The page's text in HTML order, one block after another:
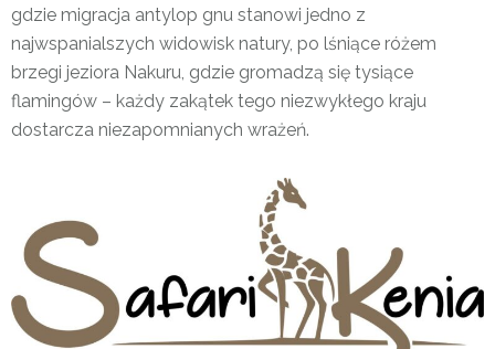
gdzie migracja antylop gnu stanowi jedno z
najwspanialszych widowisk natury, po lśniące różem
brzegi jeziora Nakuru, gdzie gromadzą się tysiące
flamingów – każdy zakątek tego niezwykłego kraju
dostarcza niezapomnianych wrażeń.